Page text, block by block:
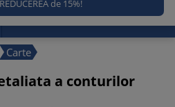
Reduceri
Carte
a conturilor